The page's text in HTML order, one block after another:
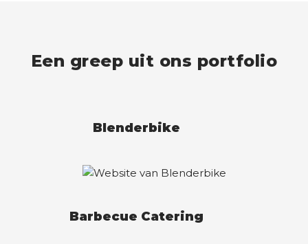
Een greep uit ons portfolio
Blenderbike
Barbecue Catering